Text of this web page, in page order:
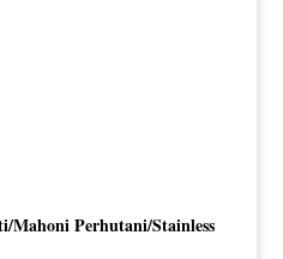
Mahoni Perhutani/Stainless